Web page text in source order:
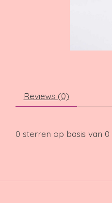
Reviews (0)
0 sterren op basis van 0